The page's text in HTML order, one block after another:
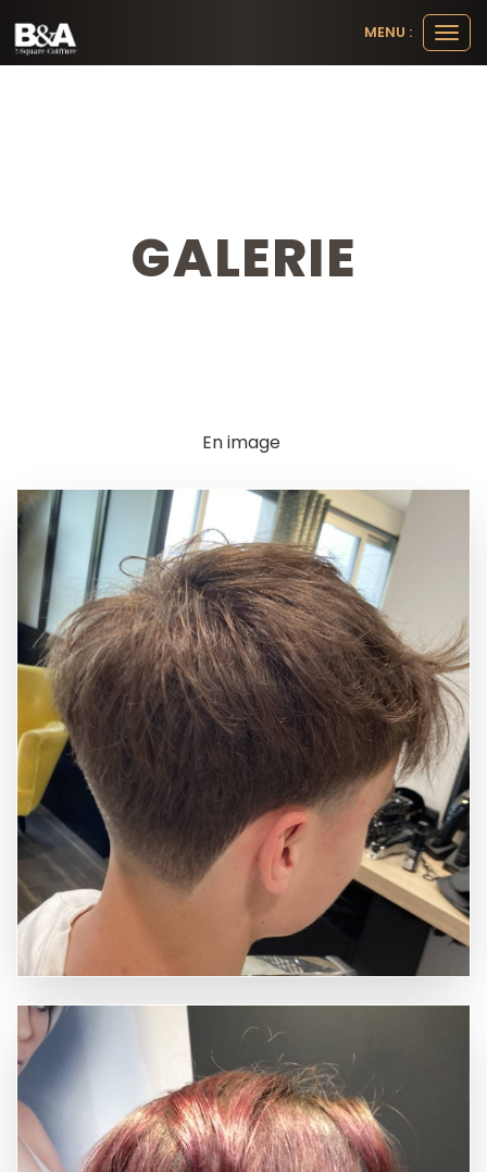
le
MENU :
GALERIE
En image